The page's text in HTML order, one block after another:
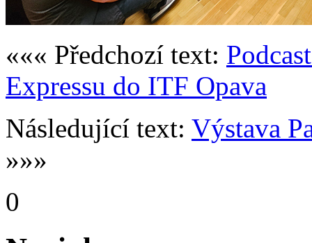
««« Předchozí text:
Expressu do ITF Opava
Následující text: Výstava
»»»
0